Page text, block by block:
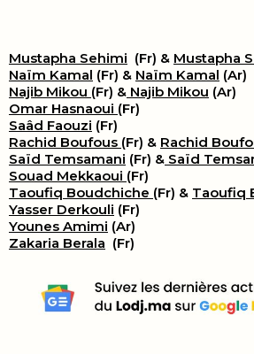
Mustapha Sehimi (Fr) & Mustapha
Naïm Kamal (Fr) & Naïm Kamal (Ar)
Najib Mikou (Fr) & Najib Mikou (Ar)
Omar Hasnaoui (Fr)
Saâd Faouzi (Fr)
Rachid Boufous (Fr) & Rachid
Saïd Temsamani (Fr) & Saïd
Souad Mekkaoui (Fr)
Taoufiq Boudchiche (Fr) & Taoufiq
Yasser Derkouli (Fr)
Younes Amimi (Ar)
Zakaria Berala (Fr)